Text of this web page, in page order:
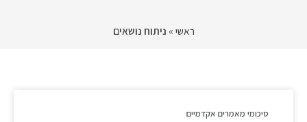
ראשי » ניתוח נושאים
סיכומי מאמרים אקדמיים